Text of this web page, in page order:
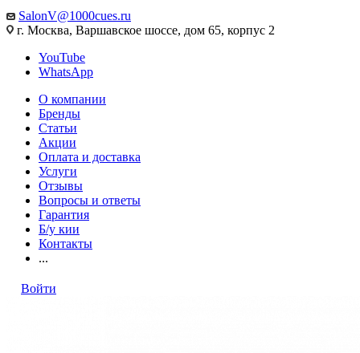
SalonV@1000cues.ru
г. Москва, Варшавское шоссе, дом 65, корпус 2
YouTube
WhatsApp
О компании
Бренды
Статьи
Акции
Оплата и доставка
Услуги
Отзывы
Вопросы и ответы
Гарантия
Б/у кии
Контакты
...
Войти